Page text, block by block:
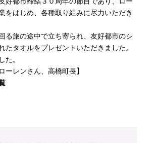
をはじめ、各種取り組みに尽力いただき
る旅の途中で立ち寄られ、友好都市のシ
たタオルをプレゼントいただきました。
た。
ーレンさん、高橋町長】